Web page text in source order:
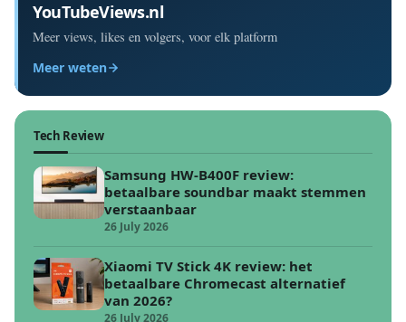
YouTubeViews.nl
Meer views, likes en volgers, voor elk platform
Meer weten
Tech Review
Samsung HW-B400F review:
betaalbare soundbar maakt stemmen
verstaanbaar
26 July 2026
Xiaomi TV Stick 4K review: het
betaalbare Chromecast alternatief
van 2026?
26 July 2026